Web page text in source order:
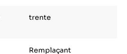
trente
Remplaçant